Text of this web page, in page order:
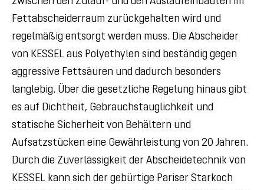
Fettabscheiderraum zurückgehalten wird und
regelmäßig entsorgt werden muss. Die Abscheider
von KESSEL aus Polyethylen sind beständig gegen
aggressive Fettsäuren und dadurch besonders
langlebig. Über die gesetzliche Regelung hinaus gibt
es auf Dichtheit, Gebrauchstauglichkeit und
statische Sicherheit von Behältern und
Aufsatzstücken eine Gewährleistung von 20 Jahren.
Durch die Zuverlässigkeit der Abscheidetechnik von
KESSEL kann sich der gebürtige Pariser Starkoch